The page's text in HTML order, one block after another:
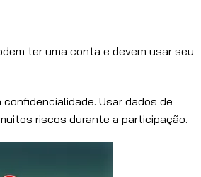
ter uma conta e devem usar seu
Usar dados de
riscos durante a participação.